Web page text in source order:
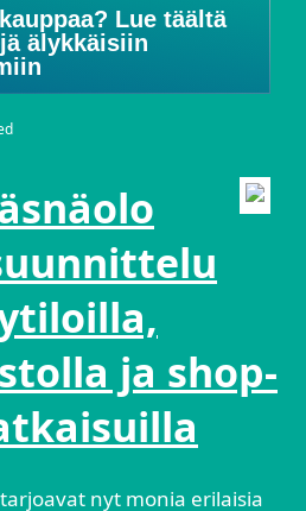
Lue täältä
älykkäisiin
ja shop-
nyt monia erilaisia